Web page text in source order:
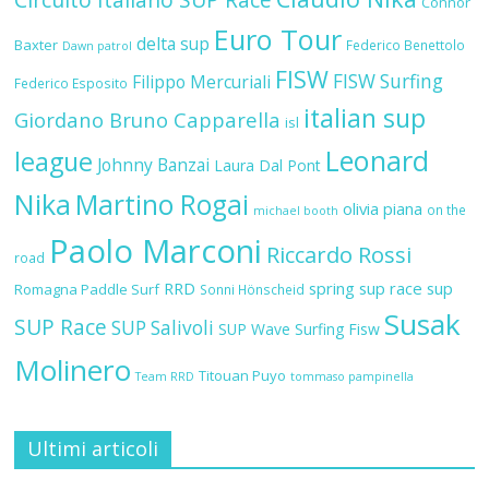
Baxter Dawn patrol delta sup Euro Tour Federico Benettolo
Federico Esposito Filippo Mercuriali FISW FISW Surfing
Giordano Bruno Capparella isl italian sup
league Johnny Banzai Laura Dal Pont Leonard
Nika Martino Rogai michael booth olivia piana on the
road Paolo Marconi Riccardo Rossi
Romagna Paddle Surf RRD Sonni Hönscheid spring sup race sup
SUP Race SUP Salivoli SUP Wave Surfing Fisw Susak
Molinero Team RRD Titouan Puyo tommaso pampinella
Ultimi articoli